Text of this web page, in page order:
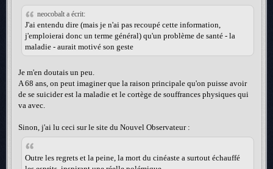
neocobalt a écrit:
J'ai entendu dire (mais je n'ai pas recoupé cette information,
j'emploierai donc un terme général) qu'un problème de santé - la
maladie - aurait motivé son geste
Je m'en doutais un peu.
A 68 ans, on peut imaginer que la raison principale qu'on puisse avoir
de se suicider est la maladie et le cortège de souffrances physiques qui
va avec.
Sinon, j'ai lu ceci sur le site du Nouvel Observateur :
Outre les regrets et la peine, la mort du cinéaste a surtout échauffé